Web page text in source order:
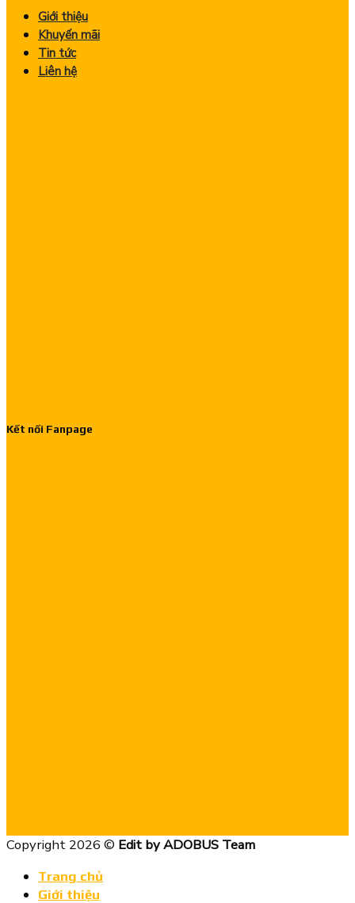
Giới thiệu
Khuyến mãi
Tin tức
Liên hệ
Kết nối Fanpage
Copyright 2026 © Edit by ADOBUS Team
Trang chủ
Giới thiệu